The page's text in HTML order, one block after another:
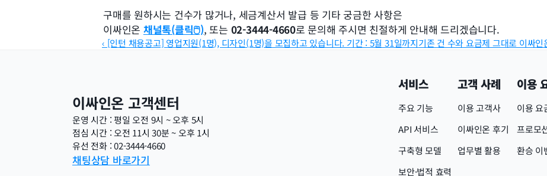
구매를 원하시는 건수가 많거나, 세금계산서 발급 등 기타 궁금한 사항은
이싸인온 채널톡(클릭🖱️), 또는 02-3444-4660로 문의해 주시면 친절하게 안내해 드리겠습니다.
‹ [인턴 채용공고] 영업지원(1명), 디자인(1명)을 모집하고 있습니다. 기간 : 5월 31일까지기존 건 수와 요금제 그대로 이싸인
이싸인온 고객센터
운영 시간 : 평일 오전 9시 ~ 오후 5시
점심 시간 : 오전 11시 30분 ~ 오후 1시
유선 전화 : 02-3444-4660
채팅상담 바로가기
서비스
주요 기능
API 서비스
구축형 모델
보안·법적 효력
고객 사례
이용 고객사
이싸인온 후기
업무별 활용
이용
이용 요
프로모
환승 이